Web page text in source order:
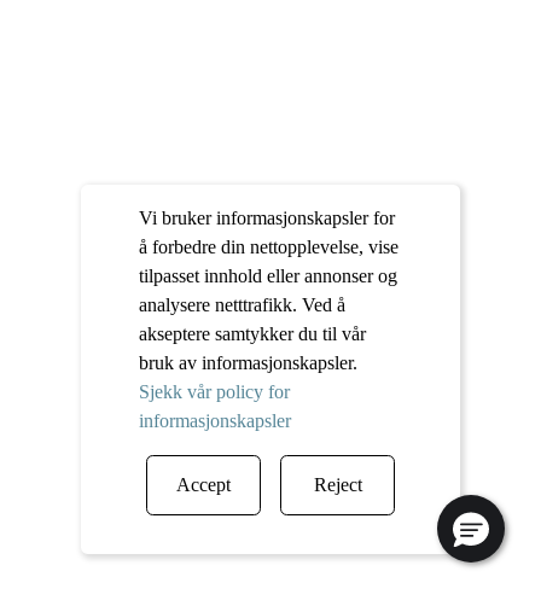
Vi bruker informasjonskapsler for
å forbedre din nettopplevelse, vise
tilpasset innhold eller annonser og
analysere netttrafikk. Ved å
akseptere samtykker du til vår
bruk av informasjonskapsler.
Sjekk vår policy for
informasjonskapsler
Accept Reject